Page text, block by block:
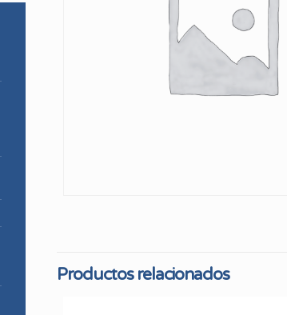
Productos relacionados